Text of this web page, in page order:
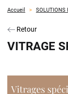
Accueil SOLUTIONS
Retour
VITRAGE